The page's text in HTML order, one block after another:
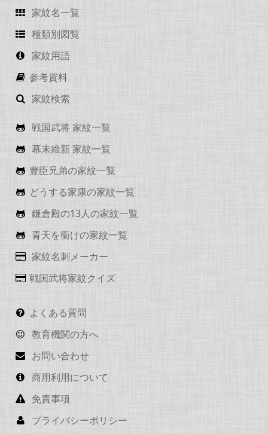
家紋名一覧
種類別図覧
家紋用語
参考資料
家紋検索
戦国武将 家紋一覧
幕末維新 家紋一覧
豊臣兄弟の家紋一覧
どうする家康の家紋一覧
鎌倉殿の13人の家紋一覧
青天を衝けの家紋一覧
家紋名刺メーカー
戦国武将家紋クイズ
よくある質問
教育機関の方へ
お問い合わせ
商用利用について
免責事項
プライバシーポリシー